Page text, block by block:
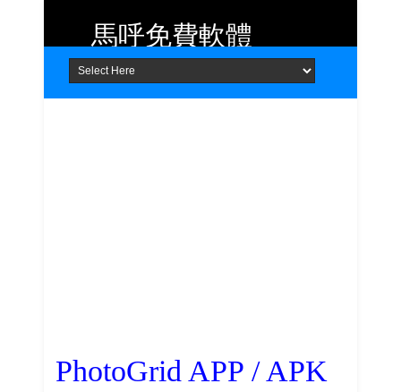
Home About Contact
馬呼免費軟體
提供 Android、iOS 好用的手機應用
程式及 Windows 免費軟體
PhotoGrid APP / APK